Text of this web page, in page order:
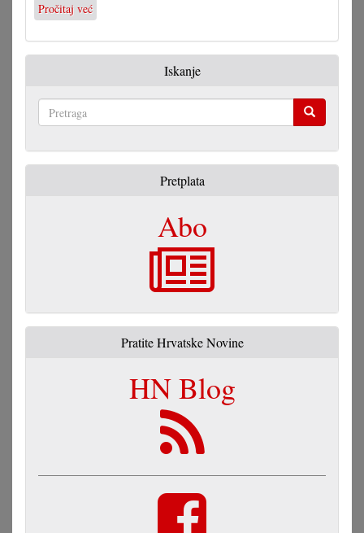
Pročitaj već
Jubilarno
stoveto
shodišće
Iskanje
Pretplata
Abo
Pratite Hrvatske Novine
HN Blog